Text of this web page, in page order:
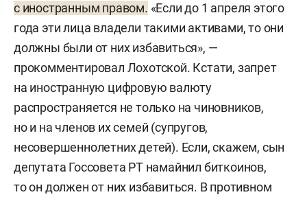
с иностранным правом. «Если до 1 апреля этого
года эти лица владели такими активами, то они
должны были от них избавиться», —
прокомментировал Лохотской. Кстати, запрет
на иностранную цифровую валюту
распространяется не только на чиновников,
но и на членов их семей (супругов,
несовершеннолетних детей). Если, скажем, сын
депутата Госсовета РТ намайнил биткоинов,
то он должен от них избавиться. В противном